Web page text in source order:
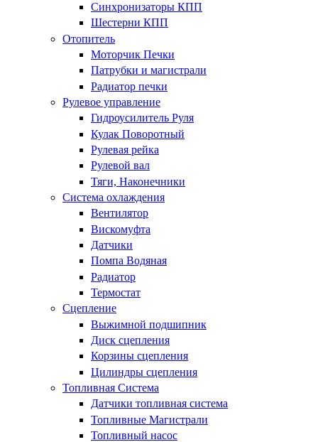
Синхронизаторы КПП
Шестерни КПП
Отопитель
Моторчик Печки
Патрубки и магистрали
Радиатор печки
Рулевое управление
Гидроусилитель Руля
Кулак Поворотный
Рулевая рейка
Рулевой вал
Тяги, Наконечники
Система охлаждения
Вентилятор
Вискомуфта
Датчики
Помпа Водяная
Радиатор
Термостат
Сцепление
Выжимной подшипник
Диск сцепления
Корзины сцепления
Цилиндры сцепления
Топливная Система
Датчики топливная система
Топливные Магистрали
Топливный насос